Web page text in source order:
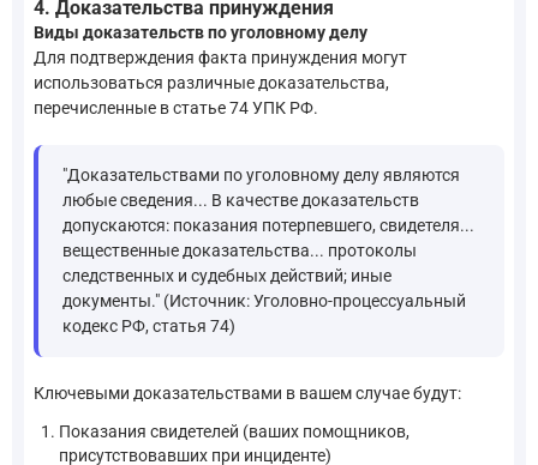
4. Доказательства принуждения
Виды доказательств по уголовному делу
Для подтверждения факта принуждения могут
использоваться различные доказательства,
перечисленные в статье 74 УПК РФ.
"Доказательствами по уголовному делу являются
любые сведения... В качестве доказательств
допускаются: показания потерпевшего, свидетеля...
вещественные доказательства... протоколы
следственных и судебных действий; иные
документы." (Источник: Уголовно-процессуальный
кодекс РФ, статья 74)
Ключевыми доказательствами в вашем случае будут:
Показания свидетелей (ваших помощников,
присутствовавших при инциденте)